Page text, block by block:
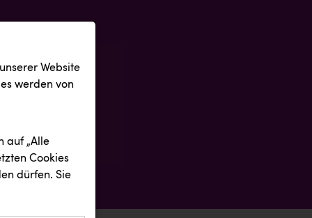
Website
werden von
auf „Alle
Cookies
dürfen. Sie